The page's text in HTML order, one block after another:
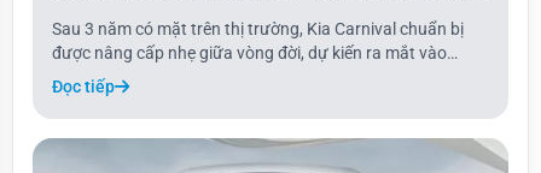
Sau 3 năm có mặt trên thị trường, Kia Carnival chuẩn bị
được nâng cấp nhẹ giữa vòng đời, dự kiến ra mắt vào
tháng 9 hoặc tháng 10 năm nay. Các đại lý Kia tại Việt
Nam đã bắt đầu nhận đặt cọc cho phiên bản mới này,
nhằm ưu tiên khách hàng nhận xe sớm.
Đọc tiếp